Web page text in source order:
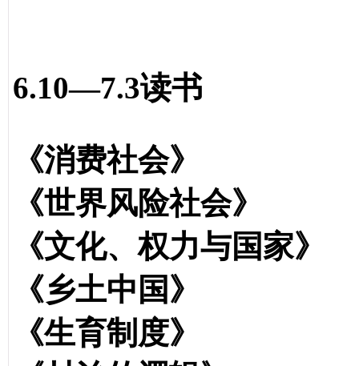
6.10—7.3读书
《消费社会》
《世界风险社会》
《文化、权力与国家
《乡土中国》
《生育制度》